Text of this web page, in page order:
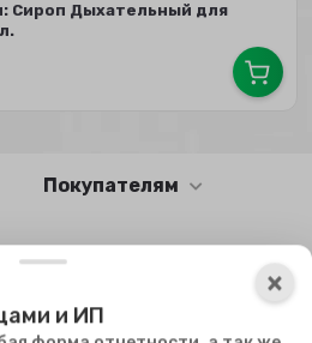
Сироп Дыхательный для
Покупателям
персональные данные
согласия на обработку своих
покинуть наш сайт.
и ИП
×